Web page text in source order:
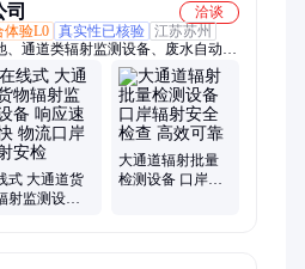
洽谈
体验L0 真实性已核验 江苏苏州
、通道类辐射监测设备、废水自动处
式 大通道货
射监测设备
大通道辐射批量
检测设备 口岸辐